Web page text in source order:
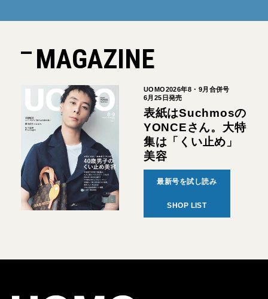
MAGAZINE
UOMO2026年8・9月合併号
6月25日発売
表紙はSuchmosの
YONCEさん。大特
集は「くい止め」
美容
最新号を試し読み
SHOP LIST